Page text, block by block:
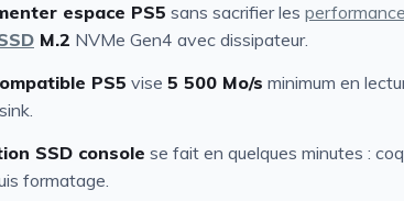
espace PS5 sans sacrifier les
M.2 NVMe Gen4 avec dissipateur.
PS5 vise 5 500 Mo/s minimum en
SSD console se fait en quelques minutes :
formatage.